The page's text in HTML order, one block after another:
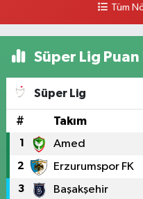
Tüm
Süper Lig
Süper Lig
# Takım
1 Amed
2 Erzurumspor FK
3 Başakşehir